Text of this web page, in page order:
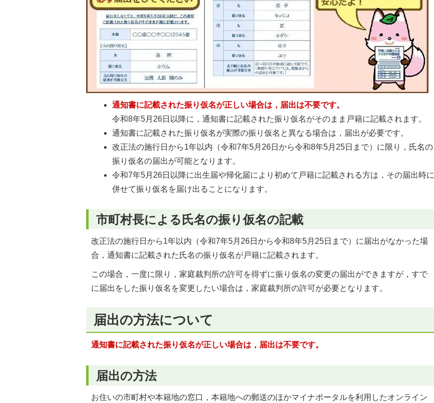
通知書に記載された振り仮名が正しい場合は，届出は不要です。
令和8年5月26日以降に，通知書に記載された振り仮名がそのまま戸籍に記載されます。
通知書に記載された振り仮名が実際の振り仮名と異なる場合は，届出が必要です。
改正法の施行日から1年以内（令和7年5月26日から令和8年5月25日まで）に限り，氏名の
振り仮名の届出が可能となります。
令和7年5月26日以降に出生届や帰化届により初めて戸籍に記載される方は，その届出時に
併せて振り仮名を届け出ることになります。
市町村長による氏名の振り仮名の記載
改正法の施行日から1年以内（令和7年5月26日から令和8年5月25日まで）に届出がなかった場
合，通知書に記載された氏名の振り仮名が戸籍に記載されます。
この場合，一度に限り，家庭裁判所の許可を得ずに振り仮名の変更の届出ができますが，すで
に届出をした振り仮名を変更したい場合は，家庭裁判所の許可が必要となります。
届出の方法について
通知書に記載された振り仮名が正しい場合は，届出は不要です。
届出の方法
お住いの市町村や本籍地の窓口，本籍地への郵送のほかマイナポータルを利用したオンライン